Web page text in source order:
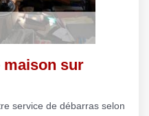
maison sur
service de débarras selon